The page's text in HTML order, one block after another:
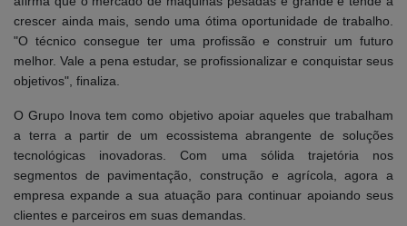
crescer ainda mais, sendo uma ótima oportunidade de trabalho.
"O técnico consegue ter uma profissão e construir um futuro
melhor. Vale a pena estudar, se profissionalizar e conquistar seus
objetivos", finaliza.
O Grupo Inova tem como objetivo apoiar aqueles que trabalham
a terra a partir de um ecossistema abrangente de soluções
tecnológicas inovadoras. Com uma sólida trajetória nos
segmentos de pavimentação, construção e agrícola, agora a
empresa expande a sua atuação para continuar apoiando seus
clientes e parceiros em suas demandas.